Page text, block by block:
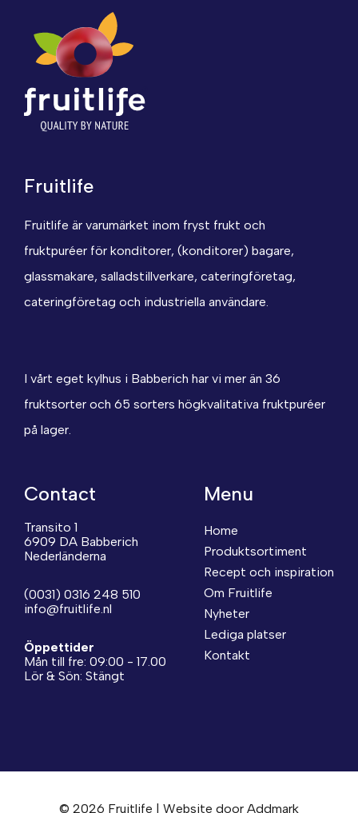
Fruitlife
Fruitlife är varumärket inom fryst frukt och
fruktpuréer för konditorer, (konditorer) bagare,
glassmakare, salladstillverkare, cateringföretag,
cateringföretag och industriella användare.
I vårt eget kylhus i Babberich har vi mer än 36
fruktsorter och 65 sorters högkvalitativa fruktpuréer
på lager.
Contact
Transito 1
6909 DA Babberich
Nederländerna
(0031) 0316 248 510
info@fruitlife.nl
Öppettider
Mån till fre: 09:00 - 17.00
Lör & Sön: Stängt
Menu
Home
Produktsortiment
Recept och inspiration
Om Fruitlife
Nyheter
Lediga platser
Kontakt
© 2026 Fruitlife | Website door Addmark